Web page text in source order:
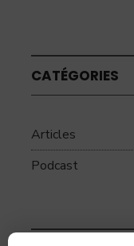
CATÉGORIES
Articles
Podcast